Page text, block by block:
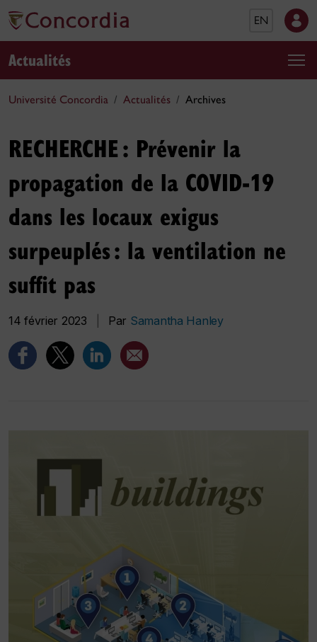
EN
Actualités
Université Concordia Actualités Archives
RECHERCHE : Prévenir la
propagation de la COVID-19
dans les locaux exigus
surpeuplés : la ventilation ne
suffit pas
14 février 2023 Par Samantha Hanley